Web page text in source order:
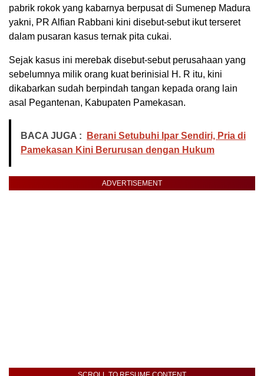
pabrik rokok yang kabarnya berpusat di Sumenep Madura
yakni, PR Alfian Rabbani kini disebut-sebut ikut terseret
dalam pusaran kasus ternak pita cukai.
Sejak kasus ini merebak disebut-sebut perusahaan yang
sebelumnya milik orang kuat berinisial H. R itu, kini
dikabarkan sudah berpindah tangan kepada orang lain
asal Pegantenan, Kabupaten Pamekasan.
BACA JUGA :
Berani Setubuhi Ipar Sendiri, Pria di
Pamekasan Kini Berurusan dengan Hukum
ADVERTISEMENT